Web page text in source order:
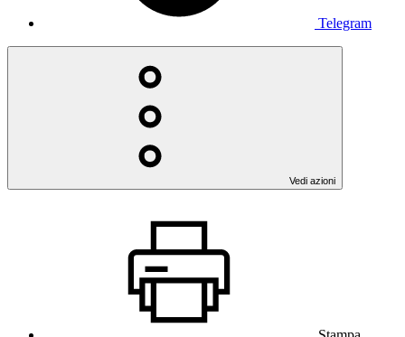
Telegram
Vedi azioni